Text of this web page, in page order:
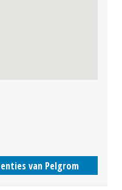
van Pelgrom